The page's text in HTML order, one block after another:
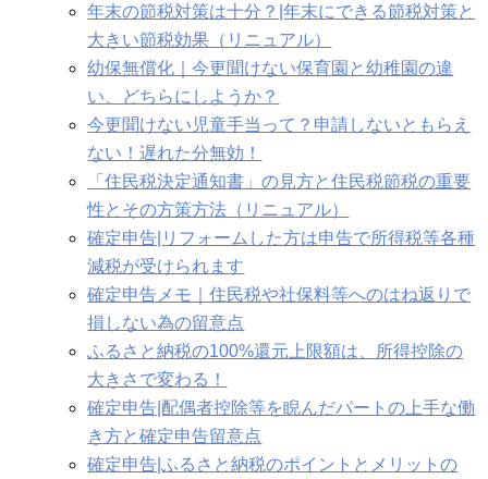
年末の節税対策は十分？|年末にできる節税対策と
大きい節税効果（リニュアル）
幼保無償化｜今更聞けない保育園と幼稚園の違
い、どちらにしようか？
今更聞けない児童手当って？申請しないともらえ
ない！遅れた分無効！
「住民税決定通知書」の見方と住民税節税の重要
性とその方策方法（リニュアル）
確定申告|リフォームした方は申告で所得税等各種
減税が受けられます
確定申告メモ｜住民税や社保料等へのはね返りで
損しない為の留意点
ふるさと納税の100%還元上限額は、所得控除の
大きさで変わる！
確定申告|配偶者控除等を睨んだパートの上手な働
き方と確定申告留意点
確定申告|ふるさと納税のポイントとメリットの